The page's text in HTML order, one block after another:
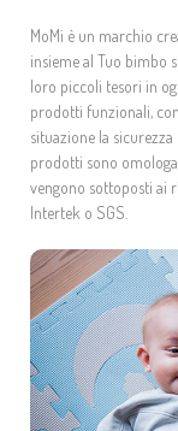
MoMi è un marchio
insieme al Tuo bimbo
loro piccoli tesori in
prodotti funzionali,
situazione la
prodotti sono
vengono sottoposti ai
Intertek o SGS.